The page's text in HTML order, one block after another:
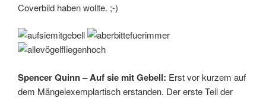
Coverbild haben wollte. ;-)
Spencer Quinn – Auf sie mit Gebell: Erst vor kurzem auf
dem Mängelexemplartisch erstanden. Der erste Teil der